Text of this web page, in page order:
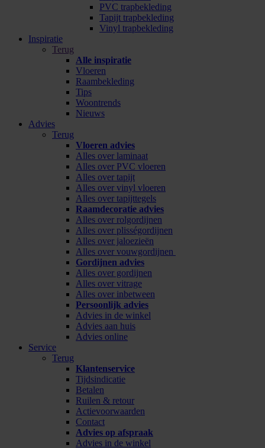
PVC trapbekleding
Tapijt trapbekleding
Vinyl trapbekleding
Inspiratie
Terug
Alle inspiratie
Vloeren
Raambekleding
Tips
Woontrends
Nieuws
Advies
Terug
Vloeren advies
Alles over laminaat
Alles over PVC vloeren
Alles over tapijt
Alles over vinyl vloeren
Alles over tapijttegels
Raamdecoratie advies
Alles over rolgordijnen
Alles over plisségordijnen
Alles over jaloezieën
Alles over vouwgordijnen
Gordijnen advies
Alles over gordijnen
Alles over vitrage
Alles over inbetween
Persoonlijk advies
Advies in de winkel
Advies aan huis
Advies online
Service
Terug
Klantenservice
Tijdsindicatie
Betalen
Ruilen & retour
Actievoorwaarden
Contact
Advies op afspraak
Advies in de winkel